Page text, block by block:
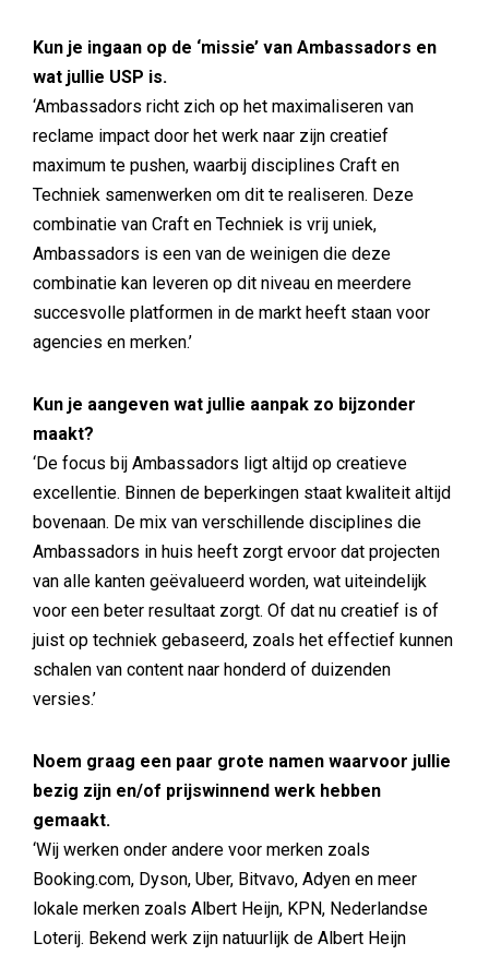
Kun je ingaan op de ‘missie’ van Ambassadors en
wat jullie USP is.
‘Ambassadors richt zich op het maximaliseren van
reclame impact door het werk naar zijn creatief
maximum te pushen, waarbij disciplines Craft en
Techniek samenwerken om dit te realiseren. Deze
combinatie van Craft en Techniek is vrij uniek,
Ambassadors is een van de weinigen die deze
combinatie kan leveren op dit niveau en meerdere
succesvolle platformen in de markt heeft staan voor
agencies en merken.’
Kun je aangeven wat jullie aanpak zo bijzonder
maakt?
‘De focus bij Ambassadors ligt altijd op creatieve
excellentie. Binnen de beperkingen staat kwaliteit altijd
bovenaan. De mix van verschillende disciplines die
Ambassadors in huis heeft zorgt ervoor dat projecten
van alle kanten geëvalueerd worden, wat uiteindelijk
voor een beter resultaat zorgt. Of dat nu creatief is of
juist op techniek gebaseerd, zoals het effectief kunnen
schalen van content naar honderd of duizenden
versies.’
Noem graag een paar grote namen waarvoor jullie
bezig zijn en/of prijswinnend werk hebben
gemaakt.
‘Wij werken onder andere voor merken zoals
Booking.com, Dyson, Uber, Bitvavo, Adyen en meer
lokale merken zoals Albert Heijn, KPN, Nederlandse
Loterij. Bekend werk zijn natuurlijk de Albert Heijn